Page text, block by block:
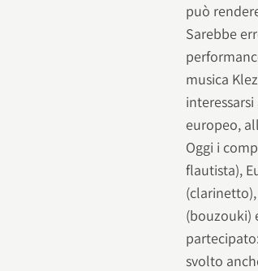
può
Sarebbe
musica
europeo,
Oggi i
flautista),
(bouzouki)
svolto